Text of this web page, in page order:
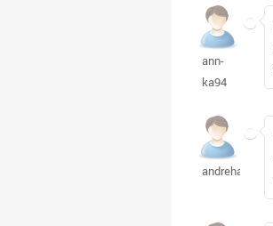
ann-
ka94
andrehan473